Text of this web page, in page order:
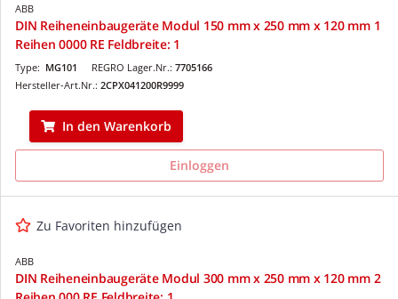
ABB
DIN Reiheneinbaugeräte Modul 150 mm x 250 mm x 120 mm 1
Reihen 0000 RE Feldbreite: 1
REGRO Lager.Nr.: 7705166
Type: MG101
Hersteller-Art.Nr.: 2CPX041200R9999
In den Warenkorb
Einloggen
Zu Favoriten hinzufügen
ABB
DIN Reiheneinbaugeräte Modul 300 mm x 250 mm x 120 mm 2